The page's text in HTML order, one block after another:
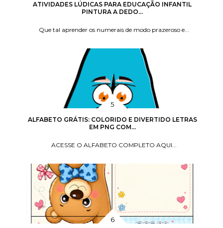
ATIVIDADES LÚDICAS PARA EDUCAÇÃO INFANTIL
PINTURA A DEDO...
Que tal aprender os numerais de modo prazeroso e...
ALFABETO GRÁTIS: COLORIDO E DIVERTIDO LETRAS
EM PNG COM...
ACESSE O ALFABETO COMPLETO AQUI...